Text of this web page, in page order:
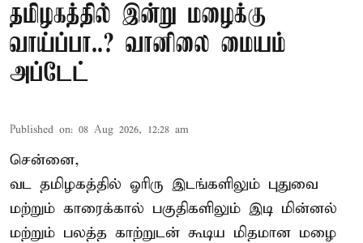
தமிழகத்தில் இன்று மழைக்கு
வாய்ப்பா..? வானிலை மையம்
அப்டேட்
Published on: 08 Aug 2026, 12:28 am
சென்னை,
வட தமிழகத்தில் ஓரிரு இடங்களிலும் புதுவை
மற்றும் காரைக்கால் பகுதிகளிலும் இடி மின்னல்
மற்றும் பலத்த காற்றுடன் கூடிய மிதமான மழை